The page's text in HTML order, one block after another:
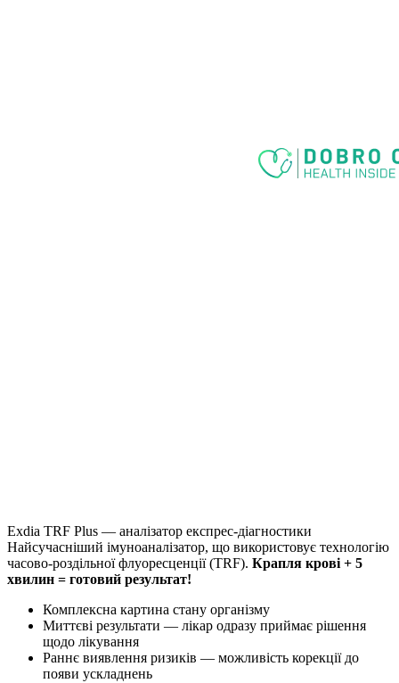
Exdia TRF Plus — аналізатор експрес-діагностики
Найсучасніший імуноаналізатор, що використовує технологію
часово-роздільної флуоресценції (TRF). Крапля крові + 5
хвилин = готовий результат!
Комплексна картина стану організму
Миттєві результати — лікар одразу приймає рішення
щодо лікування
Раннє виявлення ризиків — можливість корекції до
появи ускладнень